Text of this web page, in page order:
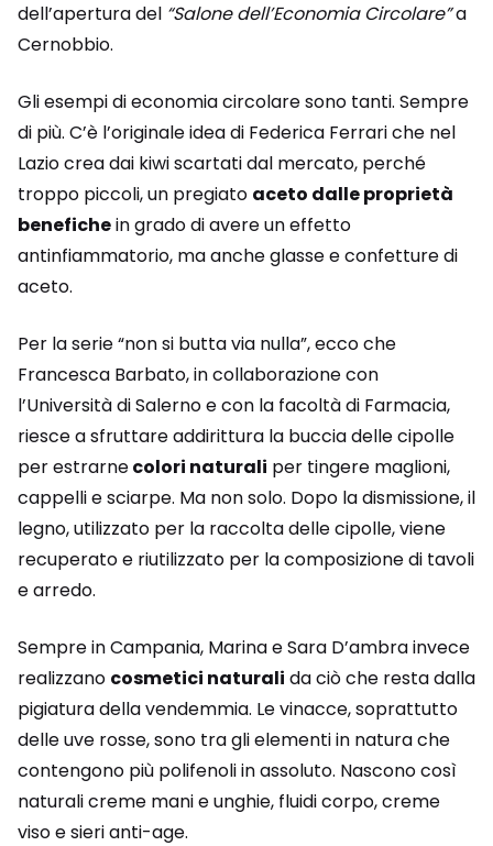
dell’apertura del “Salone dell’Economia Circolare”a
Cernobbio.
Gli esempi di economia circolare sono tanti. Sempre
di più. C’è l’originale idea di Federica Ferrari che nel
Lazio crea dai kiwi scartati dal mercato, perché
troppo piccoli, un pregiato aceto dalle proprietà
benefichein grado di avere un effetto
antinfiammatorio, ma anche glasse e confetture di
aceto.
Per la serie “non si butta via nulla”, ecco che
Francesca Barbato, in collaborazione con
l’Università di Salerno e con la facoltà di Farmacia,
riesce a sfruttare addirittura la buccia delle cipolle
per estrarnecolori naturali per tingere maglioni,
cappelli e sciarpe. Ma non solo. Dopo la dismissione, il
legno, utilizzato per la raccolta delle cipolle, viene
recuperato e riutilizzato per la composizione di tavoli
e arredo.
Sempre in Campania, Marina e Sara D’ambra invece
realizzano cosmetici naturali da ciò che resta dalla
pigiatura della vendemmia. Le vinacce, soprattutto
delle uve rosse, sono tra gli elementi in natura che
contengono più polifenoli in assoluto. Nascono così
naturali creme mani e unghie, fluidi corpo, creme
viso e sieri anti-age.